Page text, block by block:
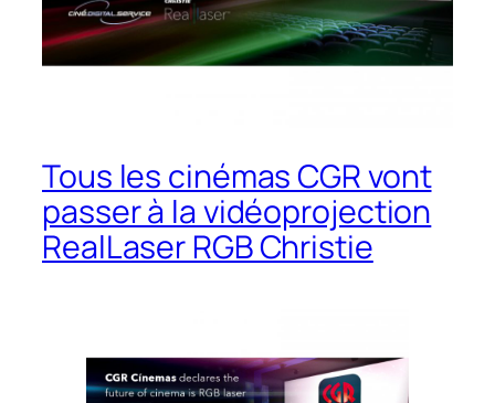
Tous les cinémas CGR vont
passer à la vidéoprojection
RealLaser RGB Christie